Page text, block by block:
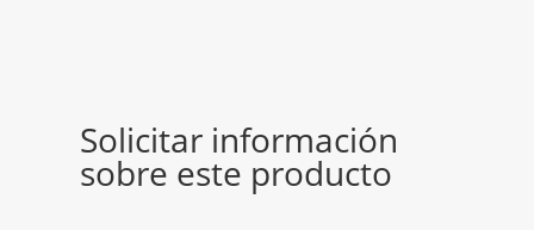
Solicitar información
sobre este producto